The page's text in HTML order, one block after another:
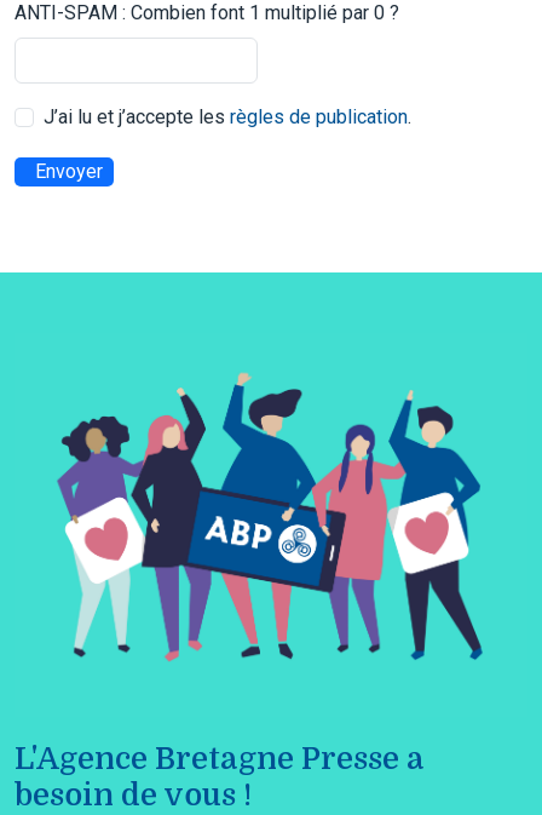
ANTI-SPAM : Combien font 1 multiplié par 0 ?
J’ai lu et j’accepte les règles de publication.
Envoyer
L'Agence Bretagne Presse a
besoin de vous !